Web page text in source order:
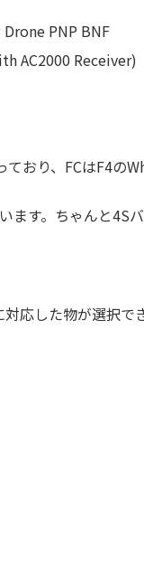
PNP BNF
AC2000 Receiver)
おり、FCはF4の
ます。ちゃんと4S
応した物が選択で